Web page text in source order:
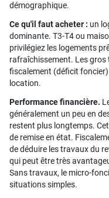
démographique.
Ce qu'il faut acheter : un
dominante. T3-T4 ou
privilégiez les logements
rafraîchissement. Les
fiscalement (déficit
location.
Performance financière.
généralement un peu en
restent plus longtemps.
de remise en état.
de déduire les travaux du
qui peut être très
Sans travaux, le micro-
situations simples.